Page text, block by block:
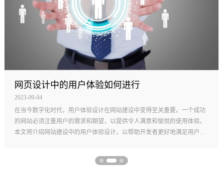
网页设计中的用户体验如何进行
2023-09-04
在当今数字化时代，用户体验设计在网站建设中变得至关重要。一个成功
的网站必须注重用户的需求和期望，以提供令人满意和愉悦的使用体验。
本文将介绍网站建设中的用户体验设计，以帮助开发者更好地满足用户的